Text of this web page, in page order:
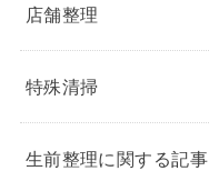
店舗整理
特殊清掃
生前整理に関する記事